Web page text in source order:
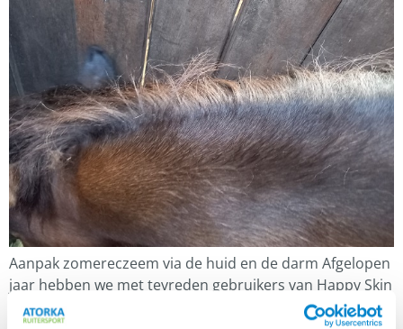
Aanpak zomereczeem via de huid en de darm Afgelopen
jaar hebben we met tevreden gebruikers van Happy Skin
gesproken. Een stappenplan gemaakt en dat